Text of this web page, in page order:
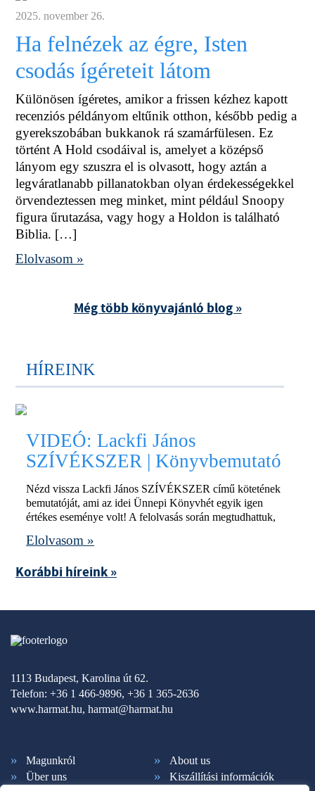
2025. november 26.
Ha felnézek az égre, Isten
csodás ígéreteit látom
Különösen ígéretes, amikor a frissen kézhez kapott
recenziós példányom eltűnik otthon, később pedig a
gyerekszobában bukkanok rá szamárfülesen. Ez
történt A Hold csodáival is, amelyet a középső
lányom egy szuszra el is olvasott, hogy aztán a
legváratlanabb pillanatokban olyan érdekességekkel
örvendeztessen meg minket, mint például Snoopy
figura űrutazása, vagy hogy a Holdon is található
Biblia. […]
Elolvasom »
Még több könyvajánló blog »
HÍREINK
VIDEÓ: Lackfi János
SZÍVÉKSZER | Könyvbemutató
Nézd vissza Lackfi János SZÍVÉKSZER című kötetének
bemutatóját, ami az idei Ünnepi Könyvhét egyik igen
értékes eseménye volt! A felolvasás során megtudhattuk,
Elolvasom »
Korábbi híreink »
1113 Budapest, Karolina út 62.
Telefon: +36 1 466-9896, +36 1 365-2636
www.harmat.hu, harmat@harmat.hu
Magunkról
About us
Über uns
Kiszállítási információk